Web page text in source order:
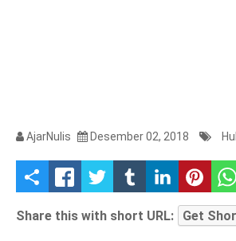
AjarNulis Desember 02, 2018
S
h
Share this with short URL: Get